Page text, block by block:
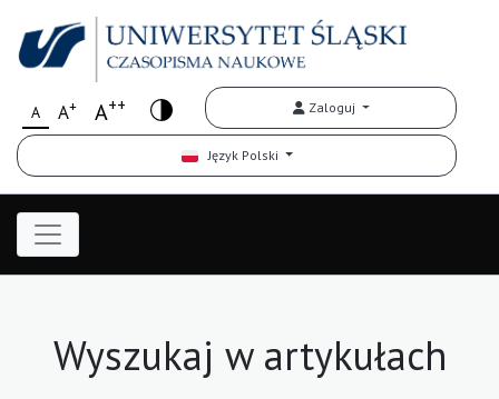
A A+ A++ Zaloguj
Język Polski
Wyszukaj w artykułach